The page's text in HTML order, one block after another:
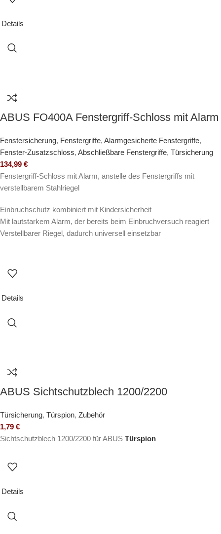
Details
ABUS FO400A Fenstergriff-Schloss mit Alarm
Fenstersicherung, Fenstergriffe, Alarmgesicherte Fenstergriffe,
Fenster-Zusatzschloss, Abschließbare Fenstergriffe, Türsicherung
134,99 €
Fenstergriff-Schloss mit Alarm, anstelle des Fenstergriffs mit
verstellbarem Stahlriegel
Einbruchschutz kombiniert mit Kindersicherheit
Mit lautstarkem Alarm, der bereits beim Einbruchversuch reagiert
Verstellbarer Riegel, dadurch universell einsetzbar
Details
ABUS Sichtschutzblech 1200/2200
Türsicherung, Türspion, Zubehör
1,79 €
Sichtschutzblech 1200/2200 für ABUS Türspion
Details